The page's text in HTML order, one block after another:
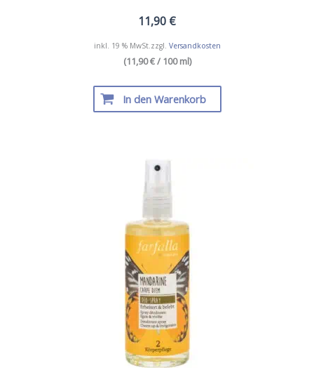
11,90 €
inkl. 19 % MwSt. zzgl. Versandkosten
(11,90 € / 100 ml)
In den Warenkorb